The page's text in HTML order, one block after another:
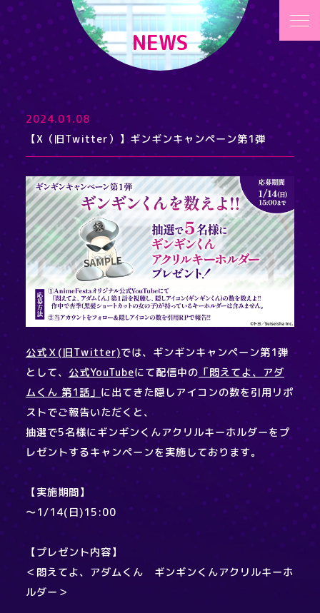
NEWS
2024.01.08
【X（旧Twitter）】ギンギンキャンペーン第1弾
公式Ｘ(旧Twitter)では、ギンギンキャンペーン第1弾
として、公式YouTubeにて配信中の 「悶えてよ、アダ
ムくん 第1話」 に出てきた隠しアイコンの数を引用リポ
ストでご報告いただくと、
抽選で5名様にギンギンくんアクリルキーホルダーをプ
レゼントするキャンペーンを実施しております。
【実施期間】
～1/14(日)15:00
【プレゼント内容】
＜悶えてよ、アダムくん ギンギンくんアクリルキーホ
ルダー＞